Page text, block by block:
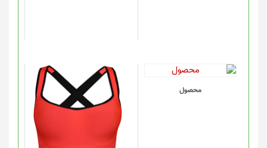
محصول
شوند
محصول
این
محصول
دارای
مختلفی